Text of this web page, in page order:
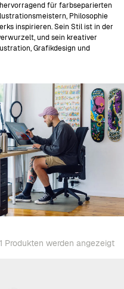
für farbseparierten
Philosophie
inspirieren. Sein Stil ist in der
und sein kreativer
Grafikdesign und
Produkten werden angezeigt